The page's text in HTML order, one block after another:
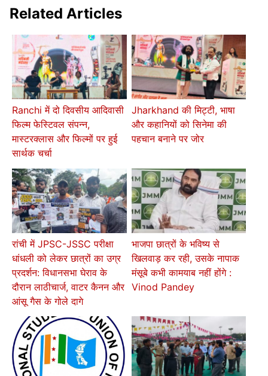
Related Articles
Ranchi में दो दिवसीय आदिवासी
फिल्म फेस्टिवल संपन्न,
मास्टरक्लास और फिल्मों पर हुई
सार्थक चर्चा
Jharkhand की मिट्टी, भाषा
और कहानियों को सिनेमा की
पहचान बनाने पर जोर
रांची में JPSC-JSSC परीक्षा
धांधली को लेकर छात्रों का उग्र
प्रदर्शन: विधानसभा घेराव के
दौरान लाठीचार्ज, वाटर कैनन और
आंसू गैस के गोले दागे
भाजपा छात्रों के भविष्य से
खिलवाड़ कर रही, उसके नापाक
मंसूबे कभी कामयाब नहीं होंगे :
Vinod Pandey